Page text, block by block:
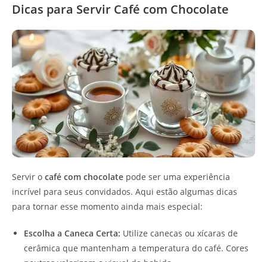
Dicas para Servir Café com Chocolate
Servir o café com chocolate pode ser uma experiência
incrível para seus convidados. Aqui estão algumas dicas
para tornar esse momento ainda mais especial:
Escolha a Caneca Certa: Utilize canecas ou xícaras de
cerâmica que mantenham a temperatura do café. Cores